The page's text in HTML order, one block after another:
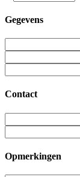
Gegevens
Contact
Opmerkingen